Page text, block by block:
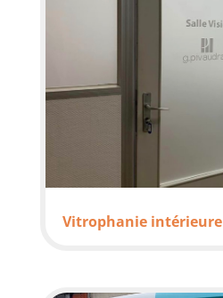
Vitrophanie intérieure